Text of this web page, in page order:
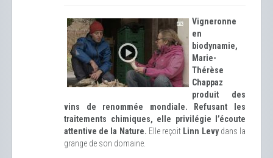
Vigneronne
en
biodynamie,
Marie-
Thérèse
Chappaz
produit des
vins de renommée mondiale. Refusant les
traitements chimiques, elle privilégie l’écoute
attentive de la Nature. Elle reçoit Linn Levydans la
grange de son domaine.